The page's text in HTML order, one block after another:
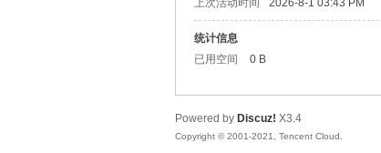
网
上次活动时间
2026-8-1 03:43 PM
统计信息
已用空间
0 B
Powered by Discuz! X3.4
Copyright © 2001-2021, Tencent Cloud.